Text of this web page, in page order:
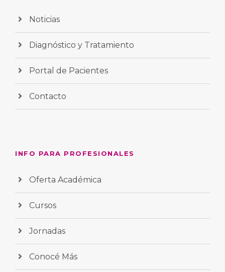
Noticias
Diagnóstico y Tratamiento
Portal de Pacientes
Contacto
INFO PARA PROFESIONALES
Oferta Académica
Cursos
Jornadas
Conocé Más